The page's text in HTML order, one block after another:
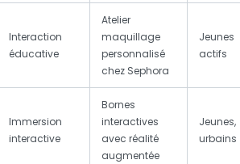
Interaction
éducative
Atelier
maquillage
personnalisé
chez Sephora
Jeunes
actifs
Immersion
interactive
Bornes
interactives
avec réalité
augmentée
Jeunes,
urbains